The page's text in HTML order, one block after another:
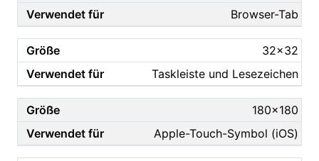
Browser-Tab
32×32
Taskleiste und Lesezeichen
180×180
Apple-Touch-Symbol (iOS)